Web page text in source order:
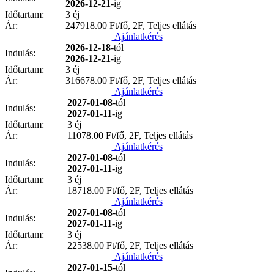
2026-12-21 -ig
Időtartam:
3 éj
Ár:
247918.00 Ft/fő, 2F, Teljes ellátás
Ajánlatkérés
Indulás:
2026-12-18-tól
2026-12-21-ig
Időtartam:
3 éj
Ár:
316678.00 Ft/fő, 2F, Teljes ellátás
Ajánlatkérés
Indulás:
2027-01-08-tól
2027-01-11-ig
Időtartam:
3 éj
Ár:
11078.00 Ft/fő, 2F, Teljes ellátás
Ajánlatkérés
Indulás:
2027-01-08-tól
2027-01-11-ig
Időtartam:
3 éj
Ár:
18718.00 Ft/fő, 2F, Teljes ellátás
Ajánlatkérés
Indulás:
2027-01-08-tól
2027-01-11-ig
Időtartam:
3 éj
Ár:
22538.00 Ft/fő, 2F, Teljes ellátás
Ajánlatkérés
2027-01-15-tól